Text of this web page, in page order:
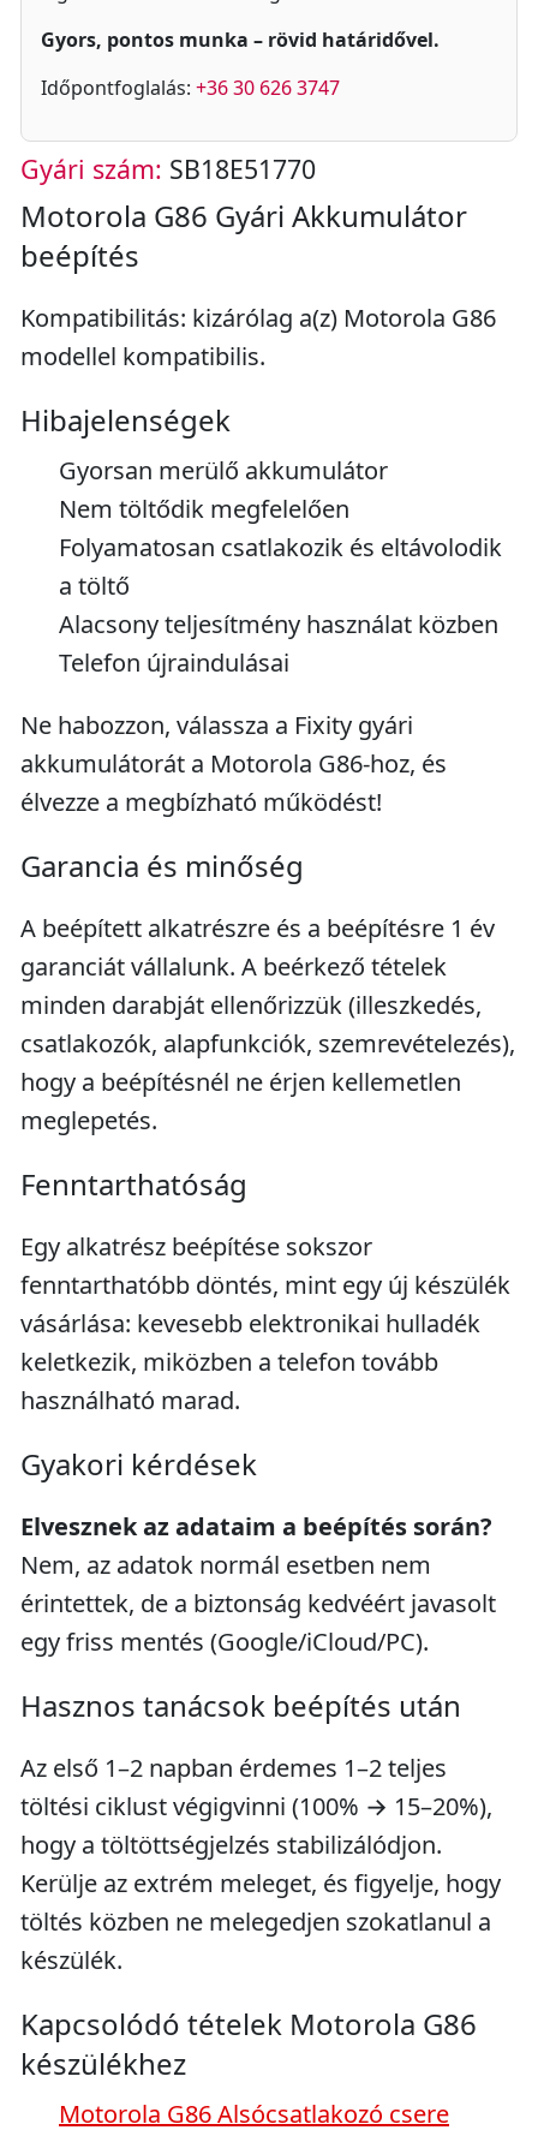
Gyors, pontos munka – rövid határidővel.
Időpontfoglalás: +36 30 626 3747
Gyári szám: SB18E51770
Motorola G86 Gyári Akkumulátor
beépítés
Kompatibilitás: kizárólag a(z) Motorola G86
modellel kompatibilis.
Hibajelenségek
Gyorsan merülő akkumulátor
Nem töltődik megfelelően
Folyamatosan csatlakozik és eltávolodik
a töltő
Alacsony teljesítmény használat közben
Telefon újraindulásai
Ne habozzon, válassza a Fixity gyári
akkumulátorát a Motorola G86-hoz, és
élvezze a megbízható működést!
Garancia és minőség
A beépített alkatrészre és a beépítésre 1 év
garanciát vállalunk. A beérkező tételek
minden darabját ellenőrizzük (illeszkedés,
csatlakozók, alapfunkciók, szemrevételezés),
hogy a beépítésnél ne érjen kellemetlen
meglepetés.
Fenntarthatóság
Egy alkatrész beépítése sokszor
fenntarthatóbb döntés, mint egy új készülék
vásárlása: kevesebb elektronikai hulladék
keletkezik, miközben a telefon tovább
használható marad.
Gyakori kérdések
Elvesznek az adataim a beépítés során?
Nem, az adatok normál esetben nem
érintettek, de a biztonság kedvéért javasolt
egy friss mentés (Google/iCloud/PC).
Hasznos tanácsok beépítés után
Az első 1–2 napban érdemes 1–2 teljes
töltési ciklust végigvinni (100% → 15–20%),
hogy a töltöttségjelzés stabilizálódjon.
Kerülje az extrém meleget, és figyelje, hogy
töltés közben ne melegedjen szokatlanul a
készülék.
Kapcsolódó tételek Motorola G86
készülékhez
Motorola G86 Alsócsatlakozó csere